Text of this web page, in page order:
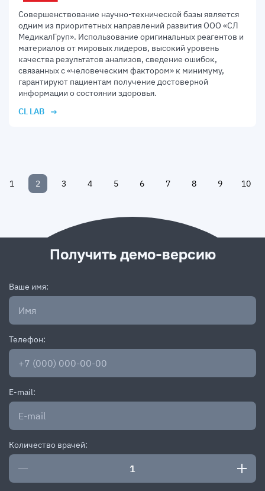
Совершенствование научно-технической базы является
одним из приоритетных направлений развития ООО «СЛ
МедикалГруп». Использование оригинальных реагентов и
материалов от мировых лидеров, высокий уровень
качества результатов анализов, сведение ошибок,
связанных с «человеческим фактором» к минимуму,
гарантируют пациентам получение достоверной
информации о состоянии здоровья.
CL LAB
1 2 3 4 5 6 7 8 9 10
Получить демо-версию
Ваше имя:
Телефон:
E-mail:
Количество врачей: